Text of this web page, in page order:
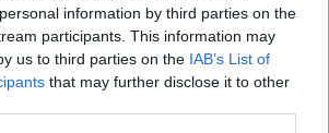
information by third parties on the
participants. This information may
us to third parties on the IAB’s List of
that may further disclose it to other
vsManchester
5. mérkőzés